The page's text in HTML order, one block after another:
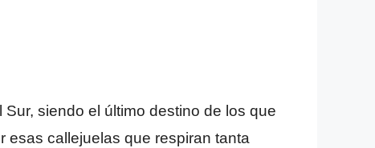
siendo el último destino de los que
esas callejuelas que respiran tanta